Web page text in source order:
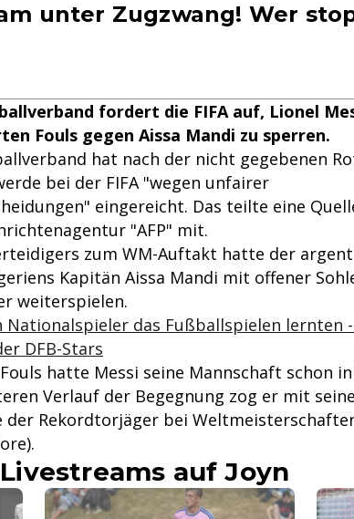
unter Zugzwang! Wer
fordert die FIFA auf, Lionel
Fouls gegen Aissa Mandi zu sperren.
hat nach der nicht gegebenen
bei der FIFA "wegen unfairer
eingereicht. Das teilte eine
"AFP" mit.
zum WM-Auftakt hatte der
Kapitän Aissa Mandi mit offener
weiterspielen.
Nationalspieler das Fußballspielen lernten
DFB-Stars
hatte Messi seine Mannschaft schon
Verlauf der Begegnung zog er mit
der Rekordtorjäger bei
auf Joyn